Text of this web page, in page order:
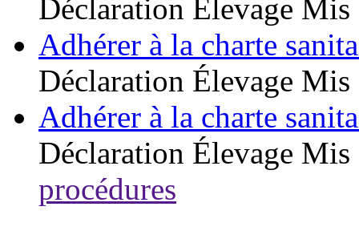
Déclaration Élevage Mis
Adhérer à la charte
Déclaration Élevage Mis
Adhérer à la charte
Déclaration Élevage Mis
procédures